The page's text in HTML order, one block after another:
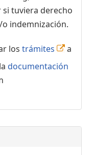
si tuviera derecho
indemnización.
los trámites
a
documentación